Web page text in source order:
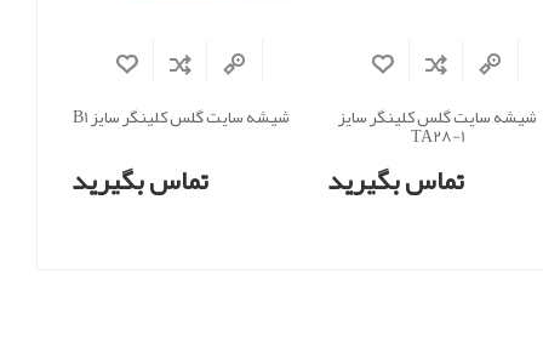
شیشه سایت گلس کلینگر سایز
TA28-1
تماس بگیرید
شیشه سایت گلس کلینگر سایز B1
تماس بگیرید